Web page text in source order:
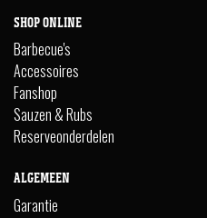
SHOP ONLINE
Barbecue's
Accessoires
Fanshop
Sauzen & Rubs
Reserveonderdelen
ALGEMEEN
Garantie